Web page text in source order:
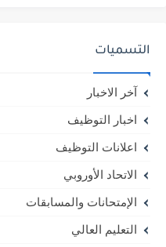
التسميات
آخر الاخبار
اخبار التوظيف
اعلانات التوظيف
الاتحاد الأوروبي
الإمتحانات والمسابقات
التعليم العالي